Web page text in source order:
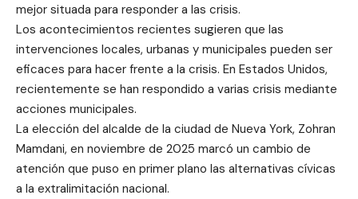
mejor situada para responder a las crisis.
Los acontecimientos recientes sugieren que las
intervenciones locales, urbanas y municipales pueden ser
eficaces para hacer frente a la crisis. En Estados Unidos,
recientemente se han respondido a varias crisis mediante
acciones municipales.
La elección del alcalde de la ciudad de Nueva York, Zohran
Mamdani, en noviembre de 2025 marcó un cambio de
atención que puso en primer plano las alternativas cívicas
a la extralimitación nacional.